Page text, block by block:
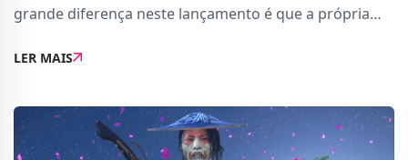
grande diferença neste lançamento é que a própria
optar por relegar a tarefa para o es
LER MAIS